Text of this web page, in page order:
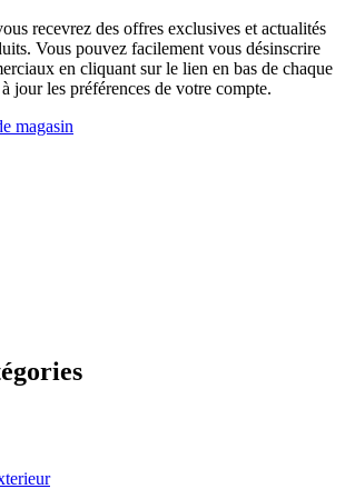
recevrez des offres exclusives et actualités
Vous pouvez facilement vous désinscrire
en cliquant sur le lien en bas de chaque
jour les préférences de votre compte.
magasin